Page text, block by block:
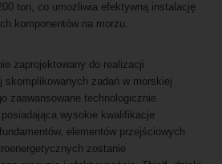
ton, co umożliwia efektywną instalację
komponentów na morzu.
zaprojektowany do realizacji
skomplikowanych zadań w morskiej
zaawansowane technologicznie
wysokie kwalifikacje
elementów przejściowych
zostanie